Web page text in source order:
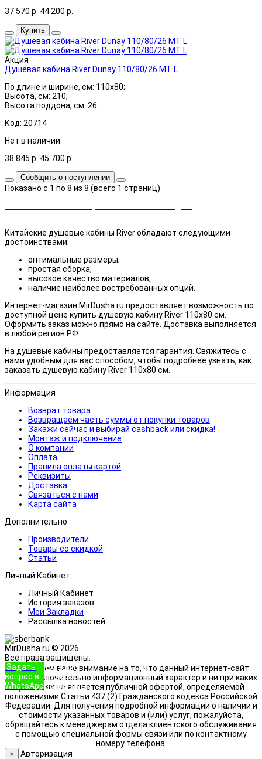
37 570 р. 44 200 р.
Купить
Акция
Душевая кабина River Dunay 110/80/26 MT L
По длине и ширине, см: 110x80;
Высота, см: 210;
Высота поддона, см: 26
Код: 20714
Нет в наличии
38 845 р. 45 700 р.
Сообщить о поступлении
Показано с 1 по 8 из 8 (всего 1 страниц)
Китайские душевые кабины River обладают следующими
достоинствами:
оптимальные размеры;
простая сборка;
высокое качество материалов;
наличие наиболее востребованных опций.
Интернет-магазин MirDusha.ru предоставляет возможность по
доступной цене купить душевую кабину River 110х80 см.
Оформить заказ можно прямо на сайте. Доставка выполняется
в любой регион РФ.
На душевые кабины предоставляется гарантия. Свяжитесь с
нами удобным для вас способом, чтобы подробнее узнать, как
заказать душевую кабину River 110х80 см.
Информация
Возврат товара
Возвращаем часть суммы от покупки товаров
Закажи сейчас и выбирай cashback или скидка!
Монтаж и подключение
О компании
Оплата
Правила оплаты картой
Реквизиты
Доставка
Связаться с нами
Карта сайта
Дополнительно
Производители
Товары со скидкой
Статьи
Личный Кабинет
Личный Кабинет
История заказов
Мои Закладки
Рассылка новостей
MirDusha.ru © 2026.
Все права защищены.
Обращаем ваше внимание на то, что данный интернет-сайт
носит исключительно информационный характер и ни при каких
условиях не является публичной офертой, определяемой
положениями Статьи 437 (2) Гражданского кодекса Российской
Федерации. Для получения подробной информации о наличии и
стоимости указанных товаров и (или) услуг, пожалуйста,
обращайтесь к менеджерам отдела клиентского обслуживания
с помощью специальной формы связи или по контактному
номеру телефона.
Задать
вопрос в
WhatsApp
+7 (933)
888-8322
Позвонить
×
Авторизация